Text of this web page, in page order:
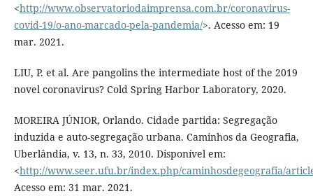
<http://www.observatoriodaimprensa.com.br/coronavirus-
covid-19/o-ano-marcado-pela-pandemia/>. Acesso em: 19
mar. 2021.
LIU, P. et al. Are pangolins the intermediate host of the 2019
novel coronavirus? Cold Spring Harbor Laboratory, 2020.
MOREIRA JÚNIOR, Orlando. Cidade partida: Segregação
induzida e auto-segregação urbana. Caminhos da Geografia,
Uberlândia, v. 13, n. 33, 2010. Disponível em:
<http://www.seer.ufu.br/index.php/caminhosdegeografia/
Acesso em: 31 mar. 2021.